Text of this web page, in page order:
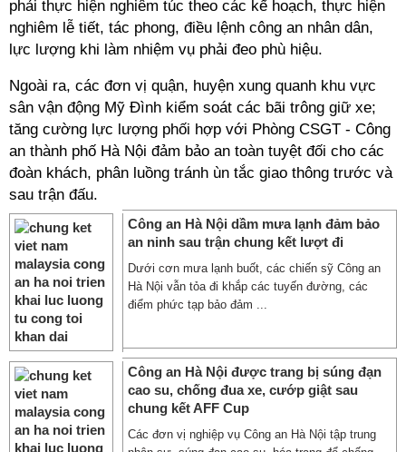
phải thực hiện nghiêm túc theo các kế hoạch, thực hiện
nghiêm lễ tiết, tác phong, điều lệnh công an nhân dân,
lực lượng khi làm nhiệm vụ phải đeo phù hiệu.
Ngoài ra, các đơn vị quận, huyện xung quanh khu vực
sân vận động Mỹ Đình kiểm soát các bãi trông giữ xe;
tăng cường lực lượng phối hợp với Phòng CSGT - Công
an thành phố Hà Nội đảm bảo an toàn tuyệt đối cho các
đoàn khách, phân luồng tránh ùn tắc giao thông trước và
sau trận đấu.
Công an Hà Nội dầm mưa lạnh đảm bảo
an ninh sau trận chung kết lượt đi
Dưới cơn mưa lạnh buốt, các chiến sỹ Công an
Hà Nội vẫn tỏa đi khắp các tuyến đường, các
điểm phức tạp bảo đảm ...
Công an Hà Nội được trang bị súng đạn
cao su, chống đua xe, cướp giật sau
chung kết AFF Cup
Các đơn vị nghiệp vụ Công an Hà Nội tập trung